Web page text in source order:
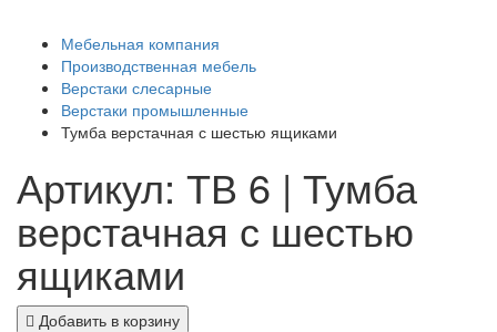
Мебельная компания
Производственная мебель
Верстаки слесарные
Верстаки промышленные
Тумба верстачная с шестью ящиками
Артикул: ТВ 6 | Тумба
верстачная с шестью
ящиками
Добавить в корзину